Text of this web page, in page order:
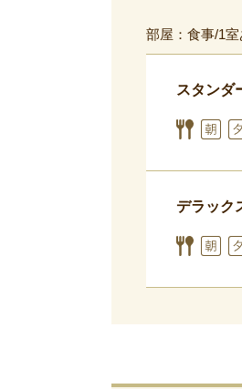
部屋：食事/1
スタンダ
デラック